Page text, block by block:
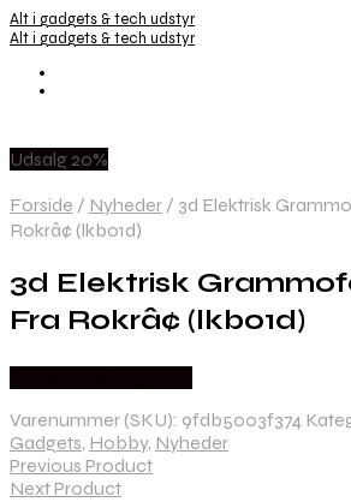
Alt i gadgets & tech udstyr
Alt i gadgets & tech udstyr
Udsalg 20%
Forside / Nyheder / 3d Elektrisk
Rokrâ¢ (lkb01d)
3d Elektrisk
Fra Rokrâ¢ (lkb01d)
Varenummer (SKU): 9fdb5003f374
Gadgets, Hobby, Nyheder
Previous Product
Next Product